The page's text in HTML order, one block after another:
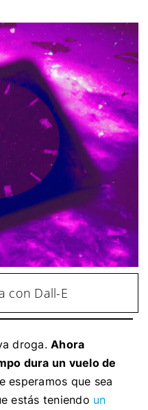
con Dall-E
droga.Ahora
dura un vuelo de
esperamos que sea
estás teniendo un